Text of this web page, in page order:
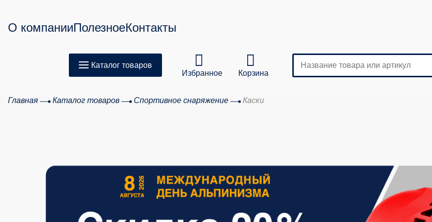
О компанииПолезноеКонтакты
Каталог товаров
Избранное
Корзина
Главная Каталог товаров Спортивное снаряжение Каски